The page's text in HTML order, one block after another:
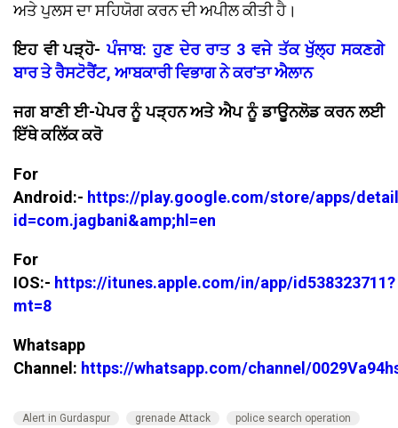
ਅਤੇ ਪੁਲਸ ਦਾ ਸਹਿਯੋਗ ਕਰਨ ਦੀ ਅਪੀਲ ਕੀਤੀ ਹੈ।
ਇਹ ਵੀ ਪੜ੍ਹੋ-ਪੰਜਾਬ: ਹੁਣ ਦੇਰ ਰਾਤ 3 ਵਜੇ ਤੱਕ ਖੁੱਲ੍ਹ ਸਕਣਗੇ
ਬਾਰ ਤੇ ਰੈਸਟੋਰੈਂਟ, ਆਬਕਾਰੀ ਵਿਭਾਗ ਨੇ ਕਰ'ਤਾ ਐਲਾਨ
ਜਗ ਬਾਣੀ ਈ-ਪੇਪਰ ਨੂੰ ਪੜ੍ਹਨ ਅਤੇ ਐਪ ਨੂੰ ਡਾਊਨਲੋਡ ਕਰਨ ਲਈ
ਇੱਥੇ ਕਲਿੱਕ ਕਰੋ
For
Android:- https://play.google.com/store/apps/
id=com.jagbani&amp;hl=en
For
IOS:- https://itunes.apple.com/in/app/id538323711?
mt=8
Whatsapp
Channel: https://whatsapp.com/channel/
Alert in Gurdaspur grenade Attack police search operation